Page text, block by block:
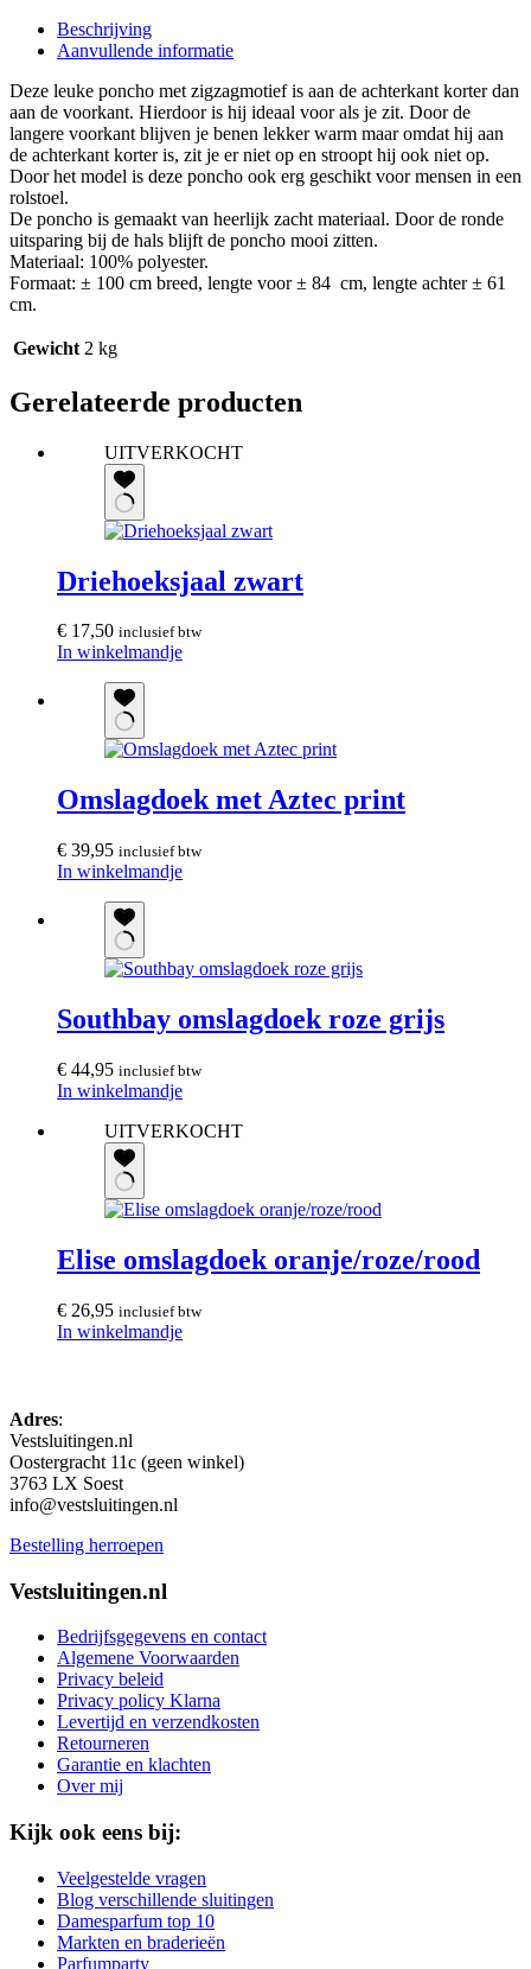
Beschrijving
Aanvullende informatie
Deze leuke poncho met zigzagmotief is aan de achterkant korter dan
aan de voorkant. Hierdoor is hij ideaal voor als je zit. Door de
langere voorkant blijven je benen lekker warm maar omdat hij aan
de achterkant korter is, zit je er niet op en stroopt hij ook niet op.
Door het model is deze poncho ook erg geschikt voor mensen in een
rolstoel.
De poncho is gemaakt van heerlijk zacht materiaal. Door de ronde
uitsparing bij de hals blijft de poncho mooi zitten.
Materiaal: 100% polyester.
Formaat: ± 100 cm breed, lengte voor ± 84 cm, lengte achter ± 61
cm.
Gewicht 2 kg
Gerelateerde producten
UITVERKOCHT
Driehoeksjaal zwart
€ 17,50 inclusief btw
In winkelmandje
Omslagdoek met Aztec print
€ 39,95 inclusief btw
In winkelmandje
Southbay omslagdoek roze grijs
€ 44,95 inclusief btw
In winkelmandje
UITVERKOCHT
Elise omslagdoek oranje/roze/rood
€ 26,95 inclusief btw
In winkelmandje
Adres:
Vestsluitingen.nl
Oostergracht 11c (geen winkel)
3763 LX Soest
info@vestsluitingen.nl
Bestelling herroepen
Vestsluitingen.nl
Bedrijfsgegevens en contact
Algemene Voorwaarden
Privacy beleid
Privacy policy Klarna
Levertijd en verzendkosten
Retourneren
Garantie en klachten
Over mij
Kijk ook eens bij:
Veelgestelde vragen
Blog verschillende sluitingen
Damesparfum top 10
Markten en braderieën
Parfumparty